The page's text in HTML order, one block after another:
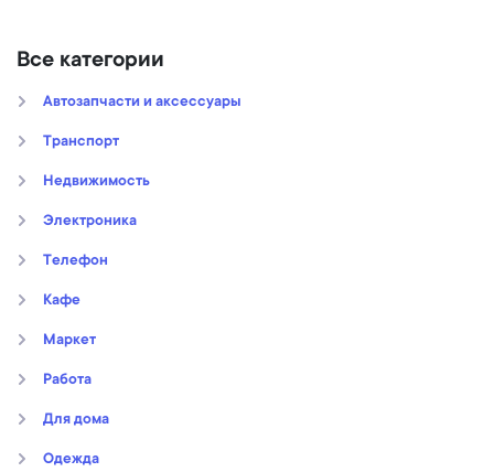
Все категории
Автозапчасти и аксессуары
Транспорт
Недвижимость
Электроника
Телефон
Кафе
Маркет
Работа
Для дома
Oдежда